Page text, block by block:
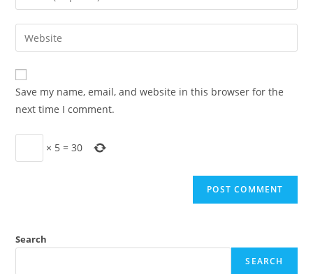
comment
your
email
address
comment
Enter
your
website
URL
(optional)
Save my name, email, and website in this browser for the
next time I comment.
× 5 =30
Search
SEARCH